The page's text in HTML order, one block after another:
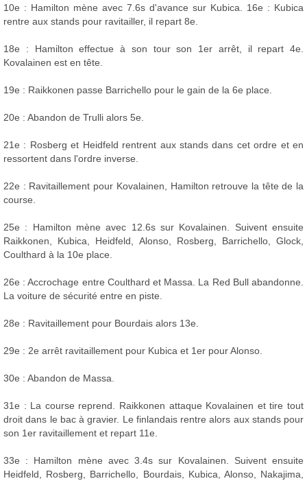
10e : Hamilton mène avec 7.6s d'avance sur Kubica. 16e : Kubica
rentre aux stands pour ravitailler, il repart 8e.
18e : Hamilton effectue à son tour son 1er arrêt, il repart 4e.
Kovalainen est en tête.
19e : Raikkonen passe Barrichello pour le gain de la 6e place.
20e : Abandon de Trulli alors 5e.
21e : Rosberg et Heidfeld rentrent aux stands dans cet ordre et en
ressortent dans l'ordre inverse.
22e : Ravitaillement pour Kovalainen, Hamilton retrouve la tête de la
course.
25e : Hamilton mène avec 12.6s sur Kovalainen. Suivent ensuite
Raikkonen, Kubica, Heidfeld, Alonso, Rosberg, Barrichello, Glock,
Coulthard à la 10e place.
26e : Accrochage entre Coulthard et Massa. La Red Bull abandonne.
La voiture de sécurité entre en piste.
28e : Ravitaillement pour Bourdais alors 13e.
29e : 2e arrêt ravitaillement pour Kubica et 1er pour Alonso.
30e : Abandon de Massa.
31e : La course reprend. Raikkonen attaque Kovalainen et tire tout
droit dans le bac à gravier. Le finlandais rentre alors aux stands pour
son 1er ravitaillement et repart 11e.
33e : Hamilton mène avec 3.4s sur Kovalainen. Suivent ensuite
Heidfeld, Rosberg, Barrichello, Bourdais, Kubica, Alonso, Nakajima,